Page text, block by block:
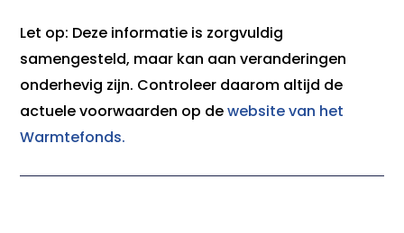
Let op: Deze informatie is zorgvuldig
samengesteld, maar kan aan veranderingen
onderhevig zijn. Controleer daarom altijd de
actuele voorwaarden op dewebsite van het
Warmtefonds.